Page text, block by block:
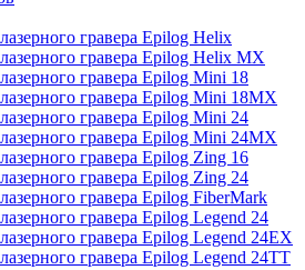
гравера Epilog Helix
гравера Epilog Helix MX
гравера Epilog Mini 18
гравера Epilog Mini 18MX
гравера Epilog Mini 24
гравера Epilog Mini 24MX
гравера Epilog Zing 16
гравера Epilog Zing 24
гравера Epilog FiberMark
гравера Epilog Legend 24
гравера Epilog Legend 24EX
гравера Epilog Legend 24TT